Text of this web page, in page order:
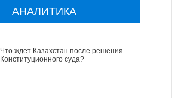
АНАЛИТИКА
Что ждет Казахстан после решения
Конституционного суда?